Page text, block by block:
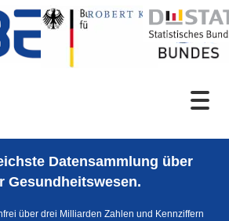
Datensammlung über
Gesundheitswesen.
über drei Milliarden Zahlen und Kennziffern